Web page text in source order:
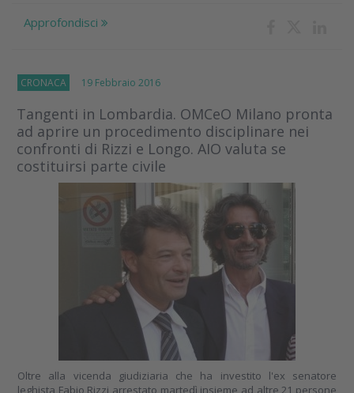
Approfondisci
CRONACA 19 Febbraio 2016
Tangenti in Lombardia. OMCeO Milano pronta
ad aprire un procedimento disciplinare nei
confronti di Rizzi e Longo. AIO valuta se
costituirsi parte civile
Oltre alla vicenda giudiziaria che ha investito l'ex senatore
leghista Fabio Rizzi arrestato martedì insieme ad altre 21 persone